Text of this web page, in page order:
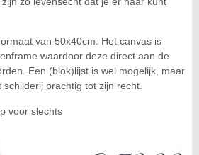
van 50x40cm. Het canvas is
waardoor deze direct aan de
Een (blok)lijst is wel mogelijk, maar
prachtig tot zijn recht.
voor slechts